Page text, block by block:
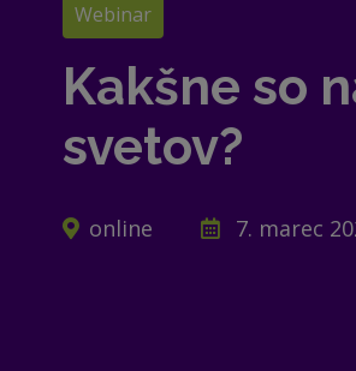
Webinar
Kakšne so
svetov?
online 7. marec